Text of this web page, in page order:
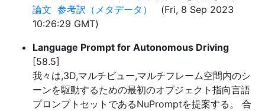
論文 参考訳（メタデータ）
(Fri, 8 Sep 2023
10:26:29 GMT)
Language Prompt for Autonomous Driving
[58.5]
我々は,3D,マルチビュー,マルチフレーム空間内のシ
ーンを駆動するための最初のオブジェクト指向言語
プロンプトセットであるNuPromptを提案する。 合